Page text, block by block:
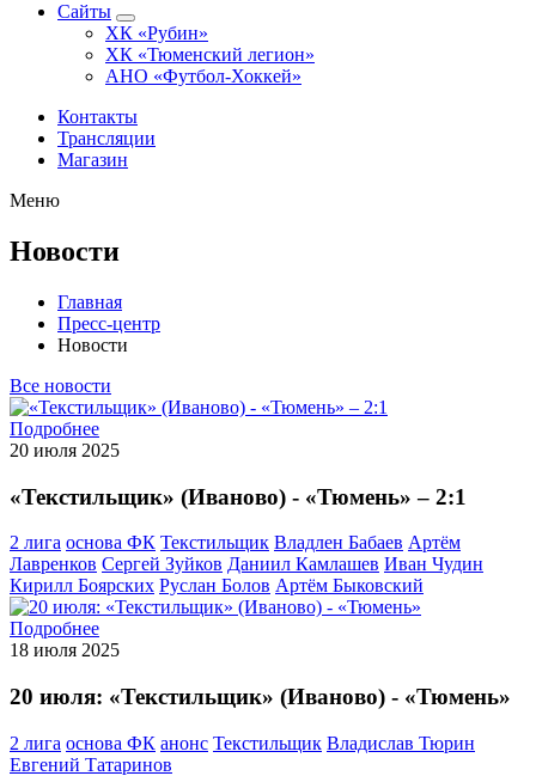
Сайты
ХК «Рубин»
ХК «Тюменский легион»
АНО «Футбол-Хоккей»
Контакты
Трансляции
Магазин
Меню
Новости
Главная
Пресс-центр
Новости
Все новости
Подробнее
20 июля 2025
«Текстильщик» (Иваново) - «Тюмень» – 2:1
2 лига основа ФК Текстильщик Владлен Бабаев Артём
Лавренков Сергей Зуйков Даниил Камлашев Иван Чудин
Кирилл Боярских Руслан Болов Артём Быковский
Подробнее
18 июля 2025
20 июля: «Текстильщик» (Иваново) - «Тюмень»
2 лига основа ФК анонс Текстильщик Владислав Тюрин
Евгений Татаринов